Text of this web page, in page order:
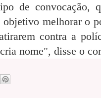
de convocação,
objetivo melhorar o
contra a
nome", disse o